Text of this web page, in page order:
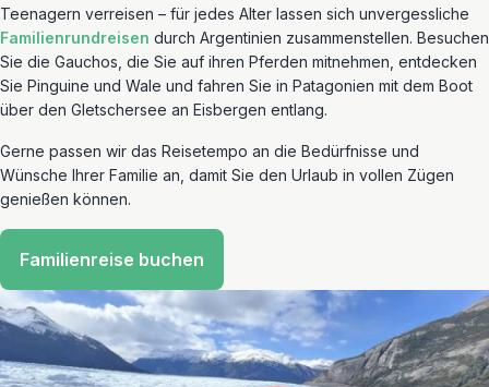
Teenagern verreisen – für jedes Alter lassen sich unvergessliche
Familienrundreisen durch Argentinien zusammenstellen. Besuchen
Sie die Gauchos, die Sie auf ihren Pferden mitnehmen, entdecken
Sie Pinguine und Wale und fahren Sie in Patagonien mit dem Boot
über den Gletschersee an Eisbergen entlang.
Gerne passen wir das Reisetempo an die Bedürfnisse und
Wünsche Ihrer Familie an, damit Sie den Urlaub in vollen Zügen
genießen können.
Familienreise buchen